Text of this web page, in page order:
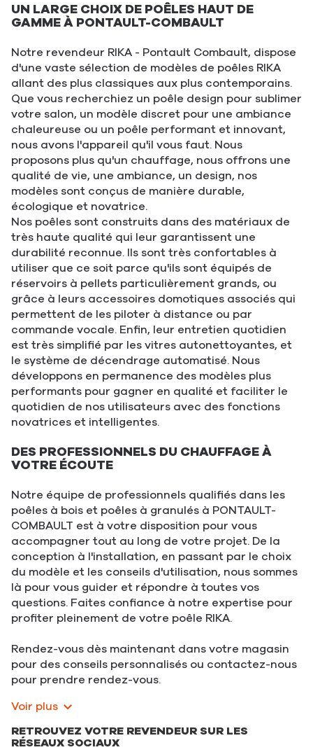
UN LARGE CHOIX DE POÊLES HAUT DE
GAMME À PONTAULT-COMBAULT
Notre revendeur RIKA - Pontault Combault, dispose
d'une vaste sélection de modèles de poêles RIKA
allant des plus classiques aux plus contemporains.
Que vous recherchiez un poêle design pour sublimer
votre salon, un modèle discret pour une ambiance
chaleureuse ou un poêle performant et innovant,
nous avons l'appareil qu'il vous faut. Nous
proposons plus qu'un chauffage, nous offrons une
qualité de vie, une ambiance, un design, nos
modèles sont conçus de manière durable,
écologique et novatrice.
Nos poêles sont construits dans des matériaux de
très haute qualité qui leur garantissent une
durabilité reconnue. Ils sont très confortables à
utiliser que ce soit parce qu'ils sont équipés de
réservoirs à pellets particulièrement grands, ou
grâce à leurs accessoires domotiques associés qui
permettent de les piloter à distance ou par
commande vocale. Enfin, leur entretien quotidien
est très simplifié par les vitres autonettoyantes, et
le système de décendrage automatisé. Nous
développons en permanence des modèles plus
performants pour gagner en qualité et faciliter le
quotidien de nos utilisateurs avec des fonctions
novatrices et intelligentes.
DES PROFESSIONNELS DU CHAUFFAGE À
VOTRE ÉCOUTE
Notre équipe de professionnels qualifiés dans les
poêles à bois et poêles à granulés à PONTAULT-
COMBAULT est à votre disposition pour vous
accompagner tout au long de votre projet. De la
conception à l'installation, en passant par le choix
du modèle et les conseils d'utilisation, nous sommes
là pour vous guider et répondre à toutes vos
questions. Faites confiance à notre expertise pour
profiter pleinement de votre poêle RIKA.
Rendez-vous dès maintenant dans votre magasin
pour des conseils personnalisés ou contactez-nous
pour prendre rendez-vous.
Voir plus
RETROUVEZ VOTRE REVENDEUR SUR LES
RÉSEAUX SOCIAUX